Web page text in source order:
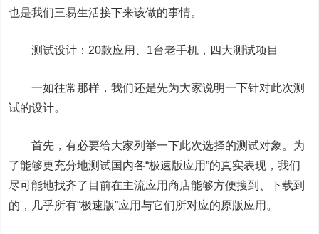
也是我们三易生活接下来该做的事情。
测试设计：20款应用、1台老手机，四大测试项目
一如往常那样，我们还是先为大家说明一下针对此次测
试的设计。
首先，有必要给大家列举一下此次选择的测试对象。为
了能够更充分地测试国内各“极速版应用”的真实表现，我们
尽可能地找齐了目前在主流应用商店能够方便搜到、下载到
的，几乎所有“极速版”应用与它们所对应的原版应用。